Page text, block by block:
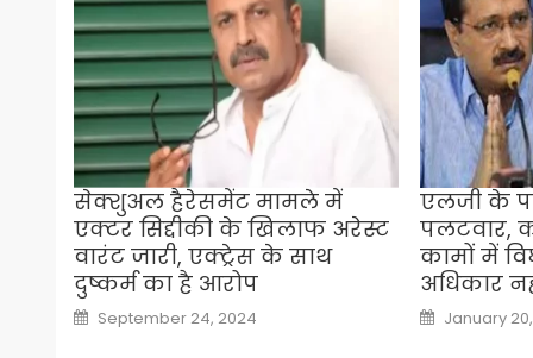
सेक्शुअल हैरेसमेंट मामले में
एक्टर सिद्दीकी के खिलाफ अरेस्ट
वारंट जारी, एक्ट्रेस के साथ
दुष्कर्म का है आरोप
Posted
on
September 24, 2024
एलजी के
पलटवार,
कामों में
अधिकार
Posted
on
January